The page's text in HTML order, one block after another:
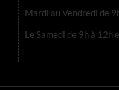
Mardi au Vendredi de
Le Samedi de 9h à 12h